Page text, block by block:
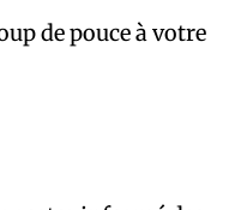
de pouce à votre